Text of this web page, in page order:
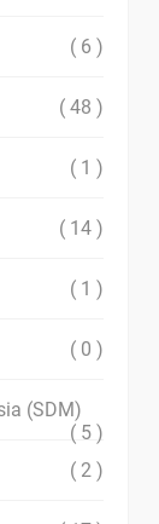
( 6 )
( 48 )
( 1 )
( 14 )
( 1 )
( 0 )
(SDM)
( 5 )
( 2 )